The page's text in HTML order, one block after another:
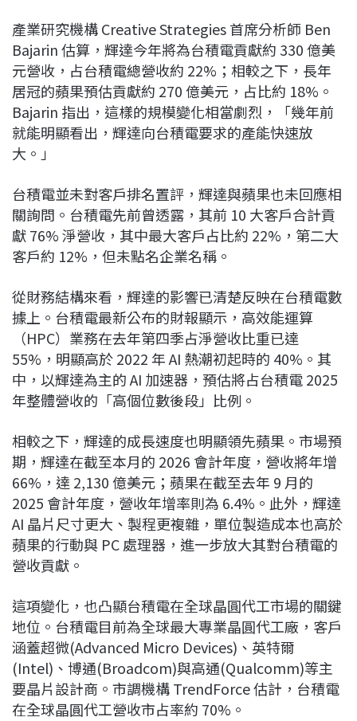
產業研究機構 Creative Strategies 首席分析師 Ben
Bajarin 估算，輝達今年將為台積電貢獻約 330 億美
元營收，占台積電總營收約 22%；相較之下，長年
居冠的蘋果預估貢獻約 270 億美元，占比約 18%。
Bajarin 指出，這樣的規模變化相當劇烈，「幾年前
就能明顯看出，輝達向台積電要求的產能快速放
大。」
台積電並未對客戶排名置評，輝達與蘋果也未回應相
關詢問。台積電先前曾透露，其前 10 大客戶合計貢
獻 76% 淨營收，其中最大客戶占比約 22%，第二大
客戶約 12%，但未點名企業名稱。
從財務結構來看，輝達的影響已清楚反映在台積電數
據上。台積電最新公布的財報顯示，高效能運算
（HPC）業務在去年第四季占淨營收比重已達
55%，明顯高於 2022 年 AI 熱潮初起時的 40%。其
中，以輝達為主的 AI 加速器，預估將占台積電 2025
年整體營收的「高個位數後段」比例。
相較之下，輝達的成長速度也明顯領先蘋果。市場預
期，輝達在截至本月的 2026 會計年度，營收將年增
66%，達 2,130 億美元；蘋果在截至去年 9 月的
2025 會計年度，營收年增率則為 6.4%。此外，輝達
AI 晶片尺寸更大、製程更複雜，單位製造成本也高於
蘋果的行動與 PC 處理器，進一步放大其對台積電的
營收貢獻。
這項變化，也凸顯台積電在全球晶圓代工市場的關鍵
地位。台積電目前為全球最大專業晶圓代工廠，客戶
涵蓋超微(Advanced Micro Devices)、英特爾
(Intel)、博通(Broadcom)與高通(Qualcomm)等主
要晶片設計商。市調機構 TrendForce 估計，台積電
在全球晶圓代工營收市占率約 70%。